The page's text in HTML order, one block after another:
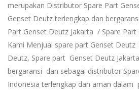
merupakan Distributor Spare Part
Genset Deutz terlengkap dan
Part Genset Deutz Jakarta / Spare
Kami Menjual spare part Genset
Deutz, Spare part Genset Deutz
bergaransi dan sebagai distributor
Indonesia terlengkap dan aman dalam